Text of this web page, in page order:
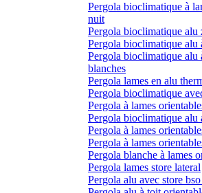
Pergola bioclimatique à
nuit
Pergola bioclimatique alu
Pergola bioclimatique alu
Pergola bioclimatique alu
blanches
Pergola lames en alu
Pergola bioclimatique
Pergola à lames
Pergola bioclimatique alu
Pergola à lames
Pergola à lames
Pergola blanche à lames
Pergola lames store lateral
Pergola alu avec store